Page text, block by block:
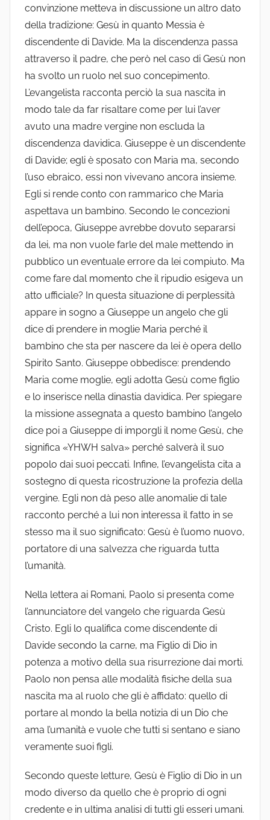
convinzione metteva in discussione un altro dato
della tradizione: Gesù in quanto Messia è
discendente di Davide. Ma la discendenza passa
attraverso il padre, che però nel caso di Gesù non
ha svolto un ruolo nel suo concepimento.
L’evangelista racconta perciò la sua nascita in
modo tale da far risaltare come per lui l’aver
avuto una madre vergine non escluda la
discendenza davidica. Giuseppe è un discendente
di Davide; egli è sposato con Maria ma, secondo
l’uso ebraico, essi non vivevano ancora insieme.
Egli si rende conto con rammarico che Maria
aspettava un bambino. Secondo le concezioni
dell’epoca, Giuseppe avrebbe dovuto separarsi
da lei, ma non vuole farle del male mettendo in
pubblico un eventuale errore da lei compiuto. Ma
come fare dal momento che il ripudio esigeva un
atto ufficiale? In questa situazione di perplessità
appare in sogno a Giuseppe un angelo che gli
dice di prendere in moglie Maria perché il
bambino che sta per nascere da lei è opera dello
Spirito Santo. Giuseppe obbedisce: prendendo
Maria come moglie, egli adotta Gesù come figlio
e lo inserisce nella dinastia davidica. Per spiegare
la missione assegnata a questo bambino l’angelo
dice poi a Giuseppe di imporgli il nome Gesù, che
significa «YHWH salva» perché salverà il suo
popolo dai suoi peccati. Infine, l’evangelista cita a
sostegno di questa ricostruzione la profezia della
vergine. Egli non dà peso alle anomalie di tale
racconto perché a lui non interessa il fatto in se
stesso ma il suo significato: Gesù è l’uomo nuovo,
portatore di una salvezza che riguarda tutta
l’umanità.
Nella lettera ai Romani, Paolo si presenta come
l’annunciatore del vangelo che riguarda Gesù
Cristo. Egli lo qualifica come discendente di
Davide secondo la carne, ma Figlio di Dio in
potenza a motivo della sua risurrezione dai morti.
Paolo non pensa alle modalità fisiche della sua
nascita ma al ruolo che gli è affidato: quello di
portare al mondo la bella notizia di un Dio che
ama l’umanità e vuole che tutti si sentano e siano
veramente suoi figli.
Secondo queste letture, Gesù è Figlio di Dio in un
modo diverso da quello che è proprio di ogni
credente e in ultima analisi di tutti gli esseri umani.